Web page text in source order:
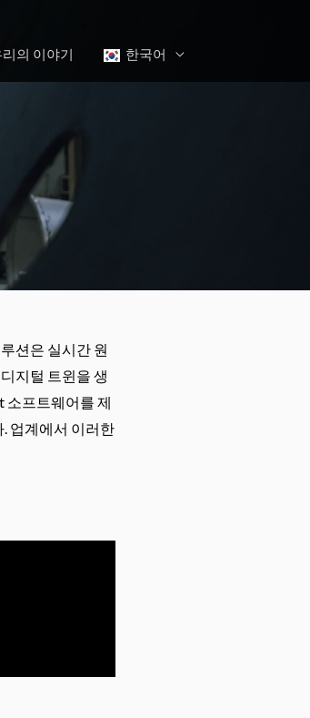
리의 이야기 한국어
션은 실시간 원
지털 트윈을 생
소프트웨어를 제
업계에서 이러한